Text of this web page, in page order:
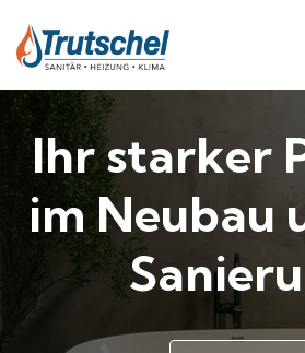
Ihr starker
im Neubau